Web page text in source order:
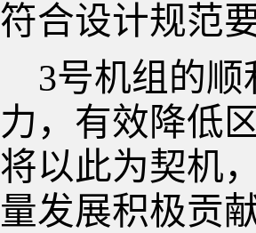
符合设计规范
3号机组 的顺
力， 有效降低
将以此为契机
量发展积极贡